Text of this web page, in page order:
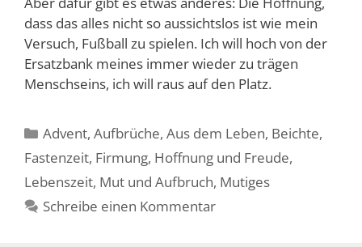
dass das alles nicht so aussichtslos ist wie mein
Versuch, Fußball zu spielen. Ich will hoch von der
Ersatzbank meines immer wieder zu trägen
Menschseins, ich will raus auf den Platz.
Kategorien
Advent,Aufbrüche,Aus dem Leben, Beichte,
Fastenzeit, Firmung, Hoffnung und Freude,
Lebenszeit, Mut und Aufbruch, Mutiges
Schreibe einen Kommentar